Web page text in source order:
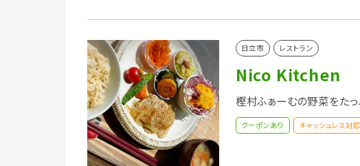
日立市 レストラン
Nico Kitchen
樫村ふぁーむの野菜をた
クーポンあり キャッシュレス対応